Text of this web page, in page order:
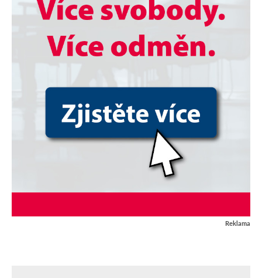
Reklama